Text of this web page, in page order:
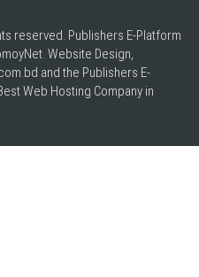
reserved. Publishers E-Platform
Website Design,
and the Publishers E-
Web Hosting Company in